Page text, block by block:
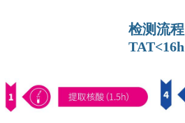
检测流程
TAT<16h